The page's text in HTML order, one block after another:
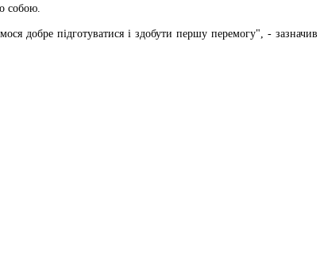
собою.
добре підготуватися і здобути першу перемогу", - зазначив